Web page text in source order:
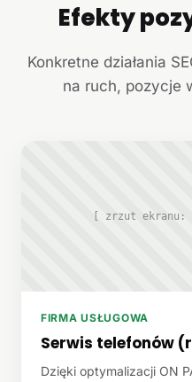
Efekty
Konkretne działania
na ruch, pozycje
[ zrzut ekranu:
FIRMA USŁUGOWA
Serwis telefonów
Dzięki optymalizacji ON